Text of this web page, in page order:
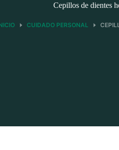
Cepillos de dientes
CUIDADO PERSONAL